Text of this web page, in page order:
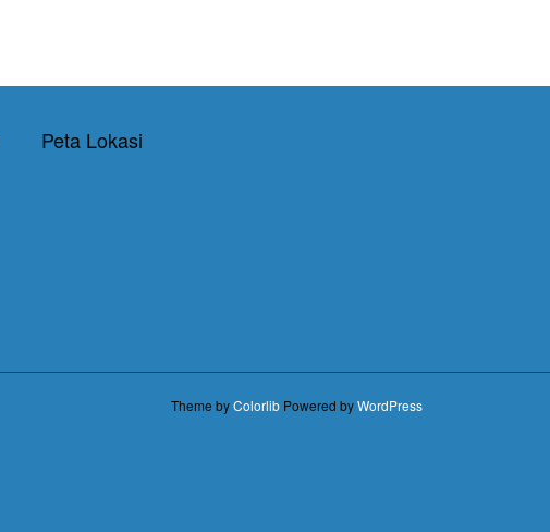
Peta Lokasi
Theme byColorlib Powered byWordPress